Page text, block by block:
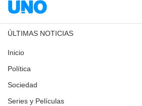
ÚLTIMAS NOTICIAS
Inicio
Política
Sociedad
Series y Películas